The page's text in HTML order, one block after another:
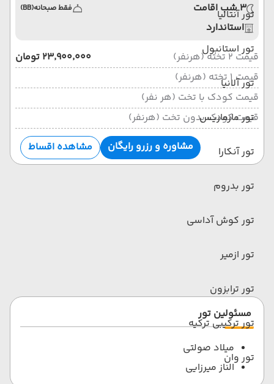
تور آنتالیا
تور استانبول
تور آلانیا
تور مارماریس
تور آنکارا
تور بدروم
تور کوش آداسی
تور ازمیر
تور ترابزون
تور ترکیبی ترکیه
تور وان
3 شب اقامت فقط صبحانه(BB)
استاندارد
قیمت 2 تخته (هرنفر)
۲۳٬۹۰۰٬۰۰۰ تومان
قیمت 1 تخته (هرنفر)
قیمت کودک با تخت (هر نفر)
قیمت کودک بدون تخت (هرنفر)
مشاوره و رزرو رایگان
مشاهده اقساط
مسئولین تور
میلاد صولتی
الناز میرزایی